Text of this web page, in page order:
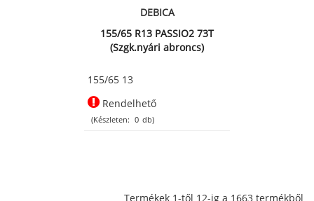
DEBICA
155/65 R13 PASSIO2 73T
(Szgk.nyári abroncs)
155/65 13
Rendelhető
(Készleten: 0 db)
Termékek 1-től 12-ig a 1663 termékből